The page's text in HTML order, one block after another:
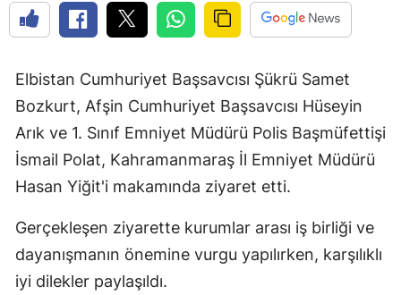
Elbistan Cumhuriyet Başsavcısı Şükrü Samet
Bozkurt, Afşin Cumhuriyet Başsavcısı Hüseyin
Arık ve 1. Sınıf Emniyet Müdürü Polis Başmüfettişi
İsmail Polat, Kahramanmaraş İl Emniyet Müdürü
Hasan Yiğit'i makamında ziyaret etti.
Gerçekleşen ziyarette kurumlar arası iş birliği ve
dayanışmanın önemine vurgu yapılırken, karşılıklı
iyi dilekler paylaşıldı.